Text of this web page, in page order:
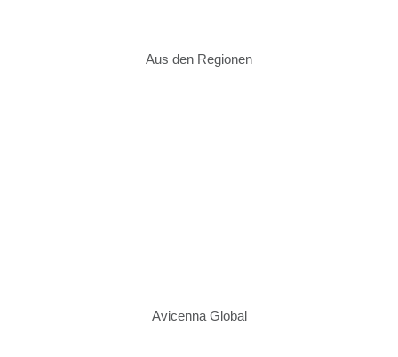
Aus den Regionen
Avicenna Global